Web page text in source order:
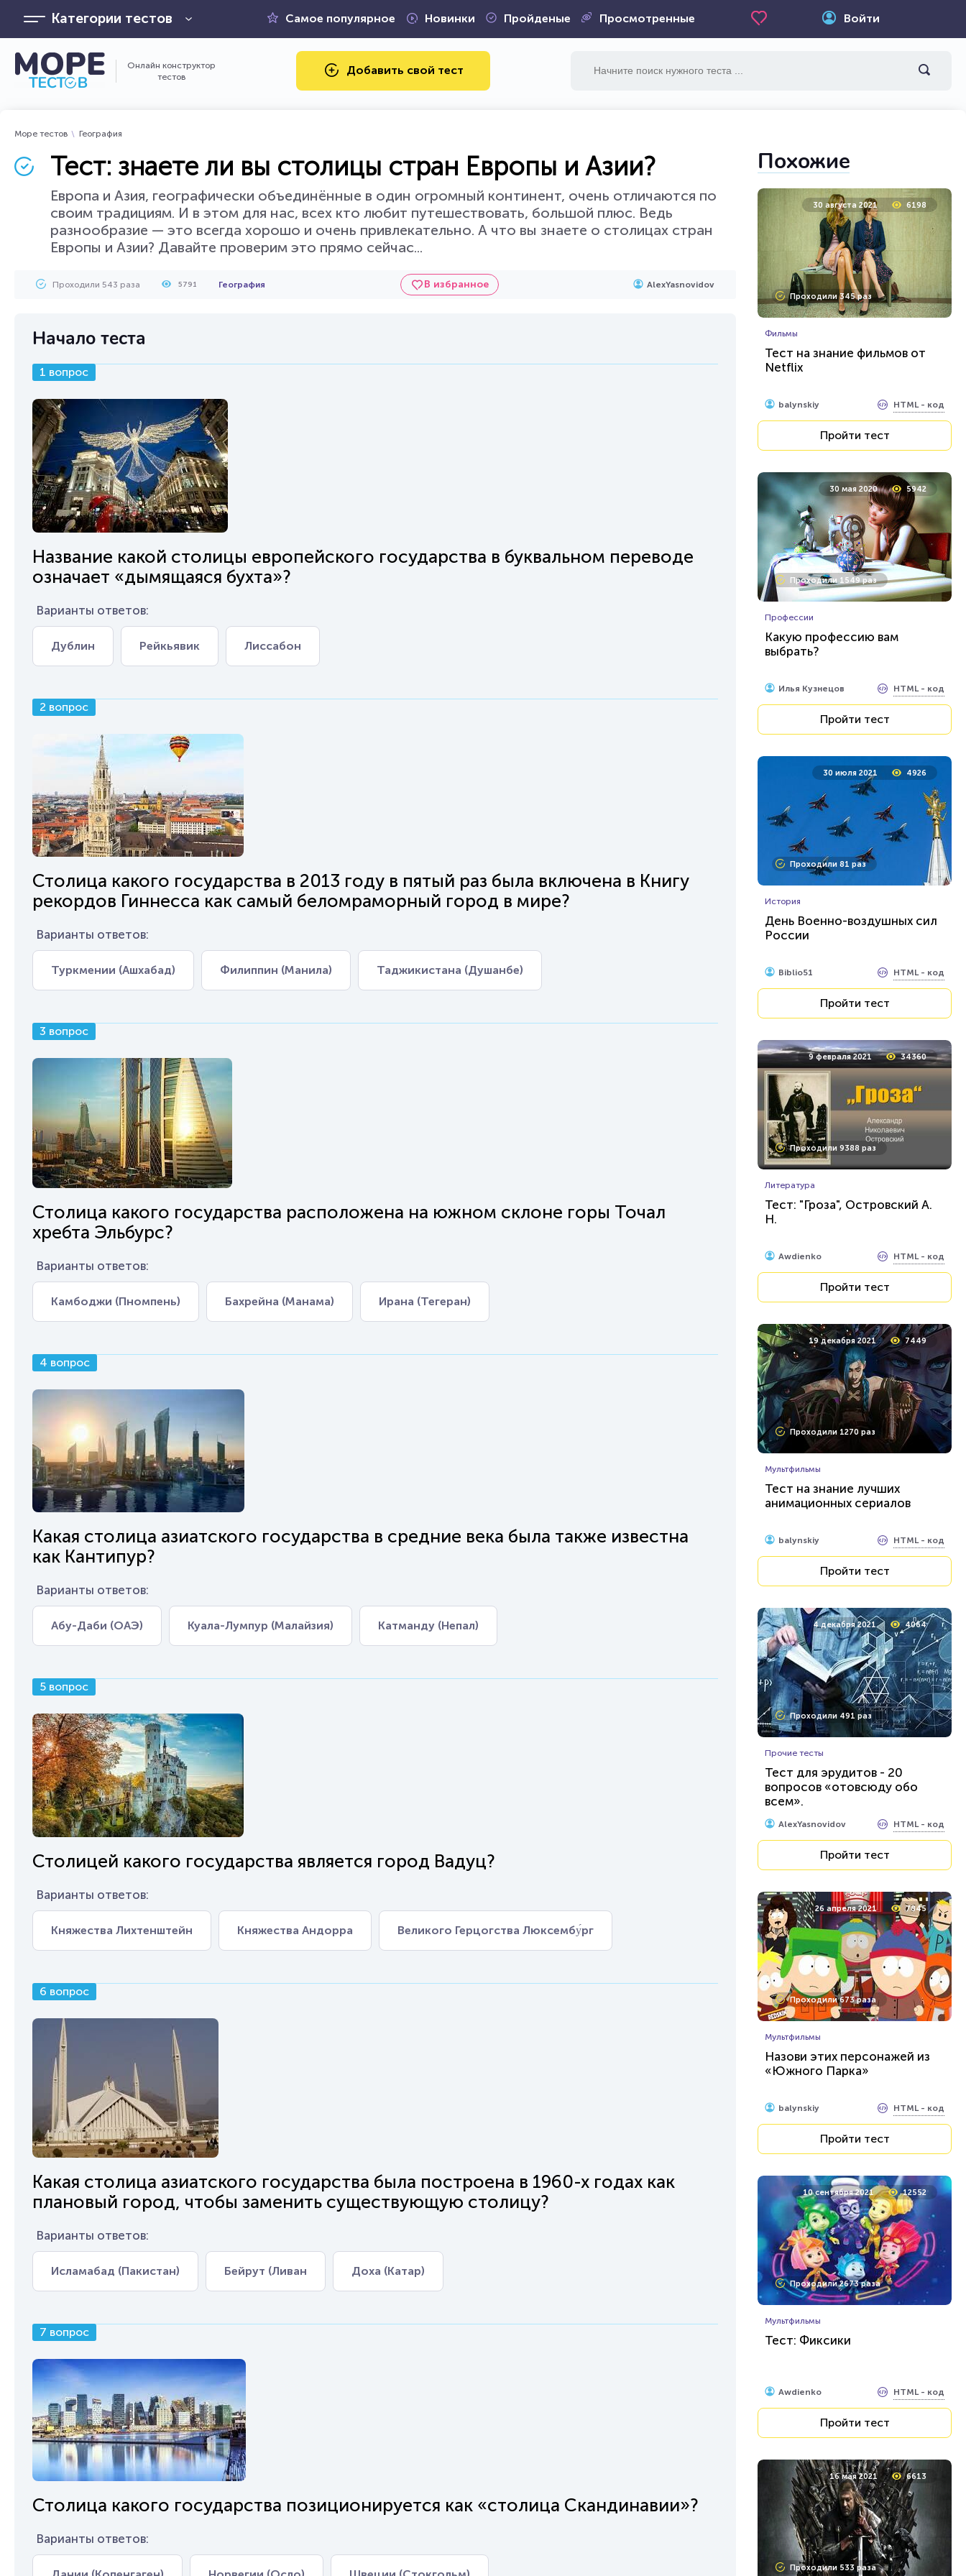
Категории тестов Самое популярное Новинки Пройденые Просмотренные Войти
Онлайн конструктор
тестов
Добавить свой тест
Море тестов География
Тест: знаете ли вы столицы стран Европы и Азии?
Европа и Азия, географически объединённые в один огромный континент, очень отличаются по
своим традициям. И в этом для нас, всех кто любит путешествовать, большой плюс. Ведь
разнообразие — это всегда хорошо и очень привлекательно. А что вы знаете о столицах стран
Европы и Азии? Давайте проверим это прямо сейчас...
Проходили 543 раза 5791 География В избранное AlexYasnovidov
Начало теста
1 вопрос
Название какой столицы европейского государства в буквальном переводе
означает «дымящаяся бухта»?
Варианты ответов:
Дублин Рейкьявик Лиссабон
2 вопрос
Столица какого государства в 2013 году в пятый раз была включена в Книгу
рекордов Гиннесса как самый беломраморный город в мире?
Варианты ответов:
Туркмении (Ашхабад) Филиппин (Манила) Таджикистана (Душанбе)
3 вопрос
Столица какого государства расположена на южном склоне горы Точал
хребта Эльбурс?
Варианты ответов:
Камбоджи (Пномпень) Бахрейна (Манама) Ирана (Тегеран)
4 вопрос
Какая столица азиатского государства в средние века была также известна
как Кантипур?
Варианты ответов:
Абу-Даби (ОАЭ) Куала-Лумпур (Малайзия) Катманду (Непал)
5 вопрос
Столицей какого государства является город Вадуц?
Варианты ответов:
Княжества Лихтенштейн Княжества Андорра Великого Герцогства Люксембу́рг
6 вопрос
Какая столица азиатского государства была построена в 1960-х годах как
плановый город, чтобы заменить существующую столицу?
Варианты ответов:
Исламабад (Пакистан) Бейрут (Ливан Доха (Катар)
7 вопрос
Столица какого государства позиционируется как «столица Скандинавии»?
Варианты ответов:
Похожие
30 августа 2021 6198
Проходили 345 раз
Фильмы
Тест на знание фильмов от
Netflix
balynskiy HTML - код
Пройти тест
30 мая 2020 5942
Проходили 1549 раз
Профессии
Какую профессию вам
выбрать?
Илья Кузнецов HTML - код
Пройти тест
30 июля 2021 4926
Проходили 81 раз
История
День Военно-воздушных сил
России
Biblio51 HTML - код
Пройти тест
9 февраля 2021 34360
Проходили 9388 раз
Литература
Тест: "Гроза", Островский А.
Н.
Awdienko HTML - код
Пройти тест
19 декабря 2021 7449
Проходили 1270 раз
Мультфильмы
Тест на знание лучших
анимационных сериалов
balynskiy HTML - код
Пройти тест
4 декабря 2021 4064
Проходили 491 раз
Прочие тесты
Тест для эрудитов - 20
вопросов «отовсюду обо
всем».
AlexYasnovidov HTML - код
Пройти тест
26 апреля 2021 7845
Проходили 673 раза
Мультфильмы
Назови этих персонажей из
«Южного Парка»
balynskiy HTML - код
Пройти тест
10 сентября 2021 12552
Проходили 2673 раза
Мультфильмы
Тест: Фиксики
Awdienko HTML - код
Пройти тест
16 мая 2021 6613
Проходили 533 раза